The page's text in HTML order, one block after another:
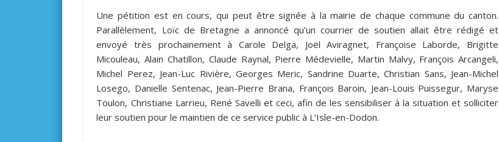
Une pétition est en cours, qui peut être signée à la mairie de chaque commune du canton.
Parallèlement, Loïc de Bretagne a annoncé qu’un courrier de soutien allait être rédigé et
envoyé très prochainement à Carole Delga, Joël Aviragnet, Françoise Laborde, Brigitte
Micouleau, Alain Chatillon, Claude Raynal, Pierre Médevielle, Martin Malvy, François Arcangeli,
Michel Perez, Jean-Luc Rivière, Georges Meric, Sandrine Duarte, Christian Sans, Jean-Michel
Losego, Danielle Sentenac, Jean-Pierre Brana, François Baroin, Jean-Louis Puissegur, Maryse
Toulon, Christiane Larrieu, René Savelli et ceci, afin de les sensibiliser à la situation et solliciter
leur soutien pour le maintien de ce service public à L’Isle-en-Dodon.